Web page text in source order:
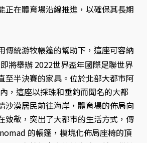
正在體育場沿線推進，以確保其長期
傳統游牧帳篷的幫助下，這座可容納
將舉辦 2022世界盃年國際足聯世界
至半決賽的家具。位於北部大都市阿
，這座以採珠和垂釣而聞名的大都
沙漠居民前往海岸，體育場的佈局向
致敬，突出了大都市的生活方式，傳
的帳篷，模塊化佈局座椅的頂